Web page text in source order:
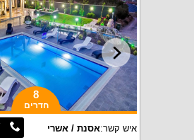
8
חדרים
איש קשר:אסנת / אשרי